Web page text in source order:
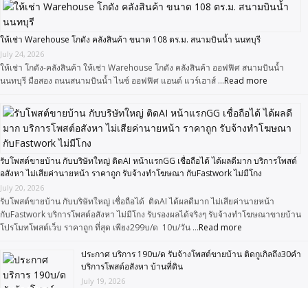
ให้เช่า Warehouse โกดัง คลังสินค้า ขนาด 108 ตร.ม. สนามบินน้ำ นนทบุรี
July 24, 2026
ให้เช่า โกดัง-คลังสินค้า ให้เช่า Warehouse โกดัง คลังสินค้า ออฟฟิศ สนามบินน้ำ
นนทบุรี มือสอง ถนนสนามบินน้ำ ไนซ์ ออฟฟิศ แอนด์ แวร์เฮาส์ …Read more
รับโพสต์ขายบ้าน กับบริษัทใหญ่ ติดAI หน้าแรกGG เชื่อถือได้ ได้ผลดีมาก บริการโพสต์
อสังหา ไม่เสียค่านายหน้า ราคาถูก รับจ้างทำโฆษณา กับFastwork ไม่มีโกง
July 20, 2026
รับโพสต์ขายบ้าน กับบริษัทใหญ่ เชื่อถือได้ ติดAI ได้ผลดีมาก ไม่เสียค่านายหน้า
กับFastwork บริการโพสต์อสังหา ไม่มีโกง รับรองผลได้จริงๆ รับจ้างทำโฆษณาขายบ้าน
โปรโมทโพสต์เว็บ ราคาถูก ที่สุด เพียง299บ/ด 10บ/วัน …Read more
ประกาศ บริการ 190บ/ด รับจ้างโพสต์ขายบ้าน ติดกูเกิลถึง30คำ
บริการโพสต์อสังหา บ้านที่ดิน
July 19, 2026